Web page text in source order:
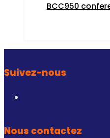
BCC950
Suivez-nous
Nous contactez